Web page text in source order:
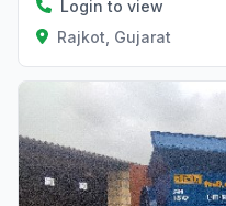
Login to view
Rajkot, Gujarat